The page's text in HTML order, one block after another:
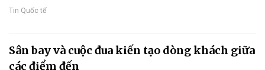
Tin Quốc tế
Sân bay và cuộc đua kiến tạo dòng khách giữa
các điểm đến